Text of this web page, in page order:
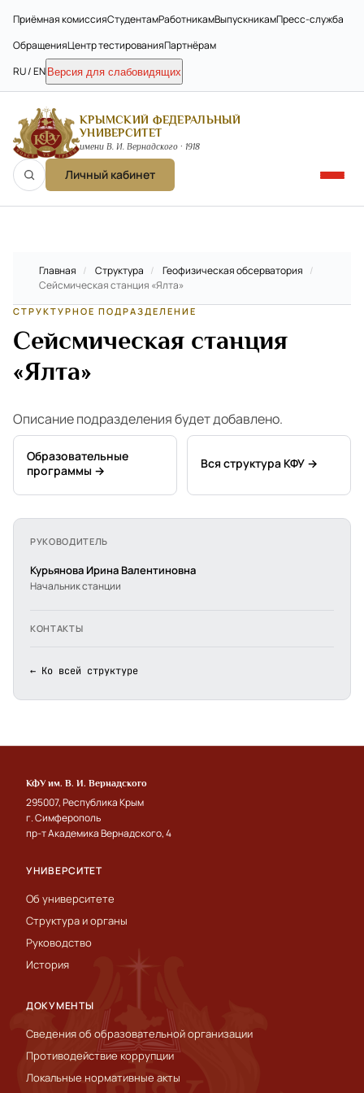
Приёмная комиссияСтудентамРаботникамВыпускникамПресс-служба
ОбращенияЦентр тестированияПартнёрам
RU / EN Версия для слабовидящих
КРЫМСКИЙ ФЕДЕРАЛЬНЫЙ
УНИВЕРСИТЕТ
имени В. И. Вернадского · 1918
Личный кабинет
Главная / Структура / Геофизическая обсерватория /
Сейсмическая станция «Ялта»
СТРУКТУРНОЕ ПОДРАЗДЕЛЕНИЕ
Сейсмическая станция
«Ялта»
Описание подразделения будет добавлено.
Образовательные
программы →
Вся структура КФУ →
РУКОВОДИТЕЛЬ
Курьянова Ирина Валентиновна
Начальник станции
КОНТАКТЫ
← Ко всей структуре
КФУ им. В. И. Вернадского
295007, Республика Крым
г. Симферополь
пр-т Академика Вернадского, 4
УНИВЕРСИТЕТ
Об университете
Структура и органы
Руководство
История
ДОКУМЕНТЫ
Сведения об образовательной организации
Противодействие коррупции
Локальные нормативные акты